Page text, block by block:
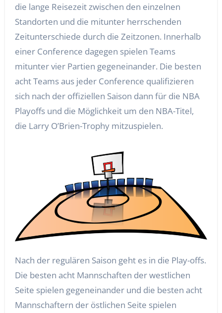
die lange Reisezeit zwischen den einzelnen
Standorten und die mitunter herrschenden
Zeitunterschiede durch die Zeitzonen. Innerhalb
einer Conference dagegen spielen Teams
mitunter vier Partien gegeneinander. Die besten
acht Teams aus jeder Conference qualifizieren
sich nach der offiziellen Saison dann für die NBA
Playoffs und die Möglichkeit um den NBA-Titel,
die Larry O’Brien-Trophy mitzuspielen.
Nach der regulären Saison geht es in die Play-offs.
Die besten acht Mannschaften der westlichen
Seite spielen gegeneinander und die besten acht
Mannschaftern der östlichen Seite spielen